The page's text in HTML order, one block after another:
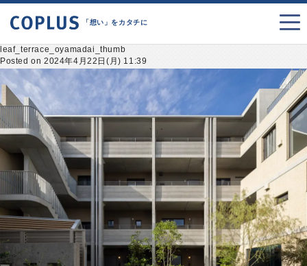
「想い」をカタチに
leaf_terrace_oyamadai_thumb
Posted on 2024年4月22日(月) 11:39